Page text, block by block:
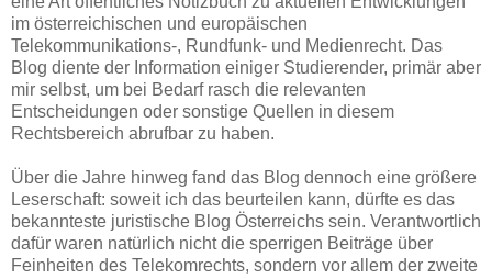
im österreichischen und europäischen
Telekommunikations-, Rundfunk- und Medienrecht. Das
Blog diente der Information einiger Studierender, primär aber
mir selbst, um bei Bedarf rasch die relevanten
Entscheidungen oder sonstige Quellen in diesem
Rechtsbereich abrufbar zu haben.
Über die Jahre hinweg fand das Blog dennoch eine größere
Leserschaft: soweit ich das beurteilen kann, dürfte es das
bekannteste juristische Blog Österreichs sein. Verantwortlich
dafür waren natürlich nicht die sperrigen Beiträge über
Feinheiten des Telekomrechts, sondern vor allem der zweite